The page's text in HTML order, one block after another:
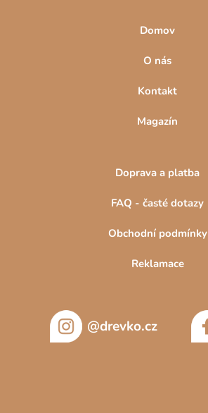
Domov
O nás
Kontakt
Magazín
Doprava a platba
FAQ - časté dotazy
Obchodní podmínky
Reklamace
@drevko.cz